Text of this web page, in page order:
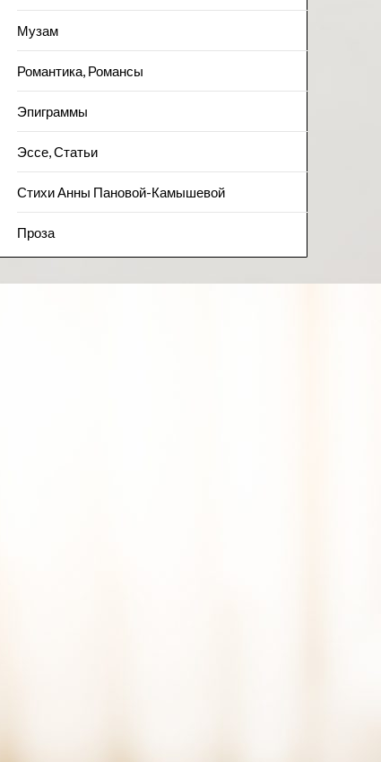
Музам
Романтика, Романсы
Эпиграммы
Эссе, Статьи
Стихи Анны Пановой-Камышевой
Проза